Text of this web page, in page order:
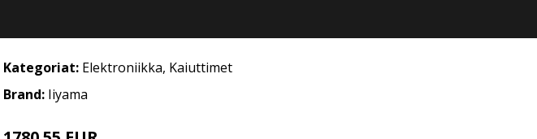
Kategoriat: Elektroniikka, Kaiuttimet
Brand: Iiyama